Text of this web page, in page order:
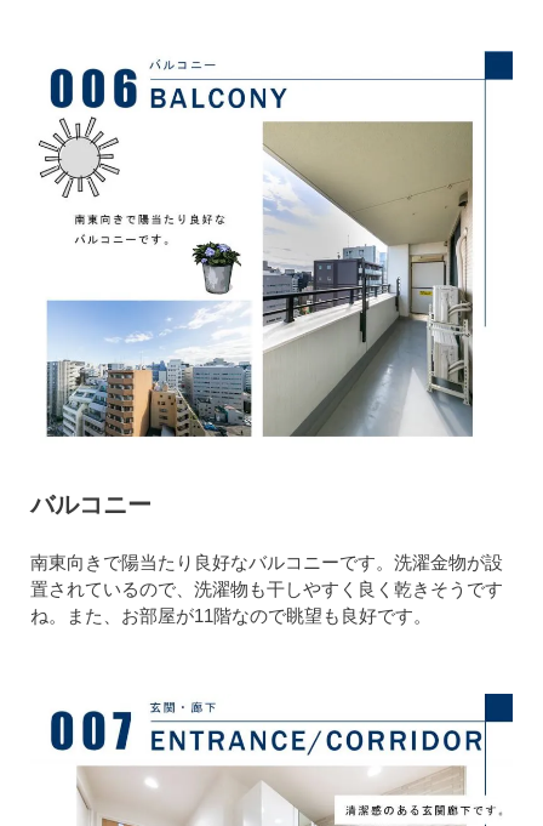
バルコニー
南東向きで陽当たり良好なバルコニーです。洗濯金物が設
置されているので、洗濯物も干しやすく良く乾きそうです
ね。また、お部屋が11階なので眺望も良好です。